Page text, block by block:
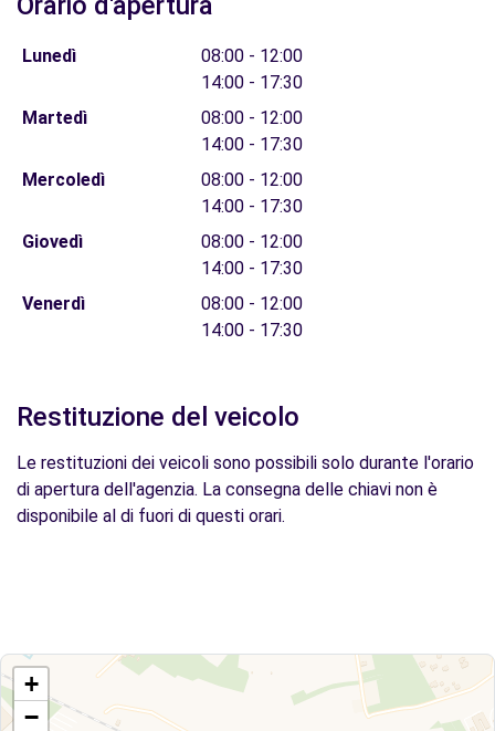
Lunedì
08:00 - 12:00
14:00 - 17:30
Martedì
08:00 - 12:00
14:00 - 17:30
Mercoledì
08:00 - 12:00
14:00 - 17:30
Giovedì
08:00 - 12:00
14:00 - 17:30
Venerdì
08:00 - 12:00
14:00 - 17:30
Restituzione del veicolo
Le restituzioni dei veicoli sono possibili solo durante l'orario
di apertura dell'agenzia. La consegna delle chiavi non è
disponibile al di fuori di questi orari.
+
−